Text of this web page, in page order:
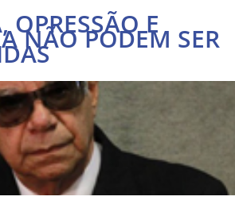
OPRESSÃO E
NÃO PODEM SER